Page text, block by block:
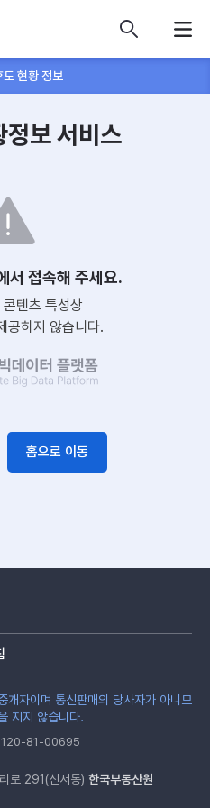
도 현황 정보
정보 서비스
서 접속해 주세요.
텐츠 특성상
공하지 않습니다.
홈으로 이동
개자이며 통신판매의 당사자가 아니므
지지 않습니다.
120-81-00695
로 291(신서동) 한국부동산원